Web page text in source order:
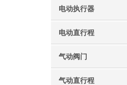
电动执行器
电动直行程
气动阀门
气动直行程